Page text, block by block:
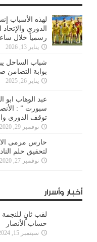
لهذه الأسباب
الدوري والإتحاد
رسمياً خلال
يناير 13, 2026
شباب الساحل
بوابة التضامن
يناير 26, 2025
عبد الوهاب ابو
سبورت ” :
توقف الدوري
نوفمبر 29, 2020
حارس مرمى
لتحقيق حلم
نوفمبر 27, 2020
أخبار وأسرار
لقب ثانٍ
حساب الأنصار
سبتمبر 15, 2024